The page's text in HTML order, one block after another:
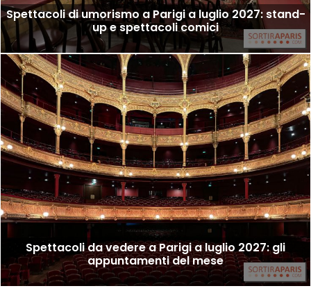
Spettacoli di umorismo a Parigi a luglio 2027: stand-
up e spettacoli comici
Spettacoli da vedere a Parigi a luglio 2027: gli
appuntamenti del mese